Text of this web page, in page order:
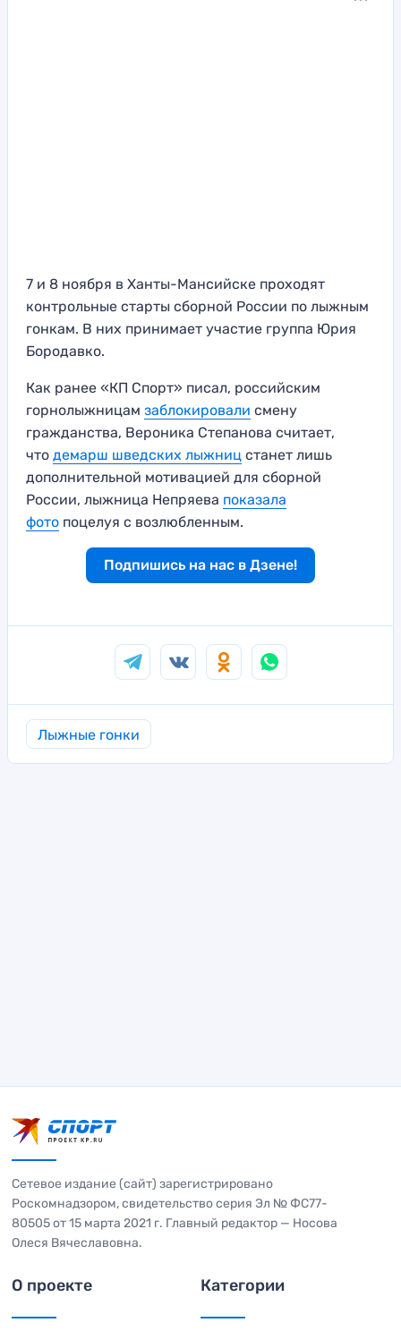
7 и 8 ноября в Ханты-Мансийске проходят
контрольные старты сборной России по лыжным
гонкам. В них принимает участие группа Юрия
Бородавко.
Как ранее «КП Спорт» писал, российским
горнолыжницам заблокировали смену
гражданства, Вероника Степанова считает,
что демарш шведских лыжниц станет лишь
дополнительной мотивацией для сборной
России, лыжница Непряева показала
фото поцелуя с возлюбленным.
Подпишись на нас в Дзене!
Лыжные гонки
Сетевое издание (сайт) зарегистрировано
Роскомнадзором, свидетельство серия Эл № ФС77-
80505 от 15 марта 2021 г. Главный редактор — Носова
Олеся Вячеславовна.
О проекте Категории